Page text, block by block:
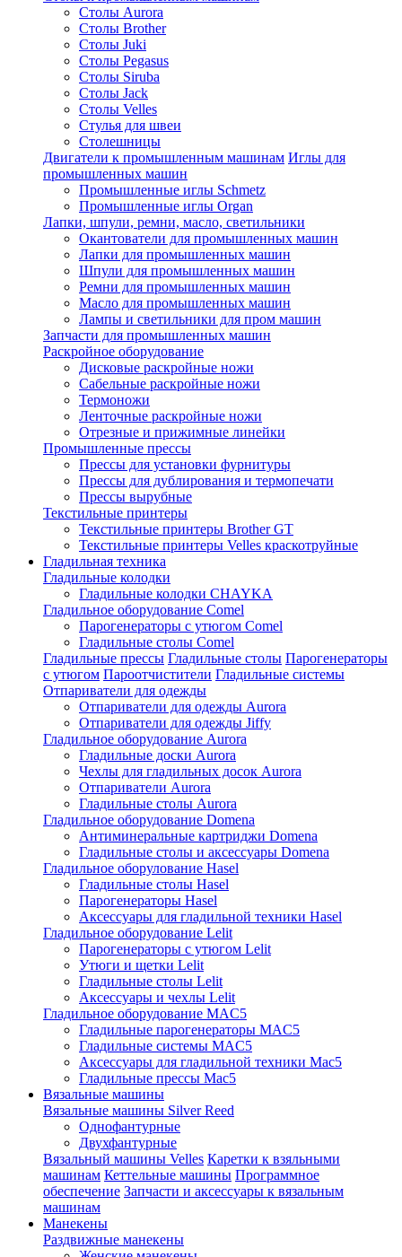
Столы Aurora
Столы Brother
Столы Juki
Столы Pegasus
Столы Siruba
Столы Jack
Столы Velles
Стулья для швеи
Столешницы
Двигатели к промышленным машинам Иглы для
промышленных машин
Промышленные иглы Schmetz
Промышленные иглы Organ
Лапки, шпули, ремни, масло, светильники
Окантователи для промышленных машин
Лапки для промышленных машин
Шпули для промышленных машин
Ремни для промышленных машин
Масло для промышленных машин
Лампы и светильники для пром машин
Запчасти для промышленных машин
Раскройное оборудование
Дисковые раскройные ножи
Сабельные раскройные ножи
Термоножи
Ленточные раскройные ножи
Отрезные и прижимные линейки
Промышленные прессы
Прессы для установки фурнитуры
Прессы для дублирования и термопечати
Прессы вырубные
Текстильные принтеры
Текстильные принтеры Brother GT
Текстильные принтеры Velles краскотруйные
Гладильная техника
Гладильные колодки
Гладильные колодки CHAYKA
Гладильное оборудование Comel
Парогенераторы с утюгом Comel
Гладильные столы Comel
Гладильные прессы Гладильные столы Парогенераторы
с утюгом Пароотчистители Гладильные системы
Отпариватели для одежды
Отпариватели для одежды Aurora
Отпариватели для одежды Jiffy
Гладильное оборудование Aurora
Гладильные доски Aurora
Чехлы для гладильных досок Aurora
Отпариватели Aurora
Гладильные столы Aurora
Гладильное оборудование Domena
Антиминеральные картриджи Domena
Гладильные столы и аксессуары Domena
Гладильное оборулование Hasel
Гладильные столы Hasel
Парогенераторы Hasel
Аксессуары для гладильной техники Hasel
Гладильное оборудование Lelit
Парогенераторы с утюгом Lelit
Утюги и щетки Lelit
Гладильные столы Lelit
Аксессуары и чехлы Lelit
Гладильное оборудование MAC5
Гладильные парогенераторы MAC5
Гладильные системы MAC5
Аксессуары для гладильной техники Mac5
Гладильные прессы Mac5
Вязальные машины
Вязальные машины Silver Reed
Однофантурные
Двухфантурные
Вязальный машины Velles Каретки к взяльными
машинам Кеттельные машины Программное
обеспечение Запчасти и аксессуары к вязальным
машинам
Манекены
Раздвижные манекены